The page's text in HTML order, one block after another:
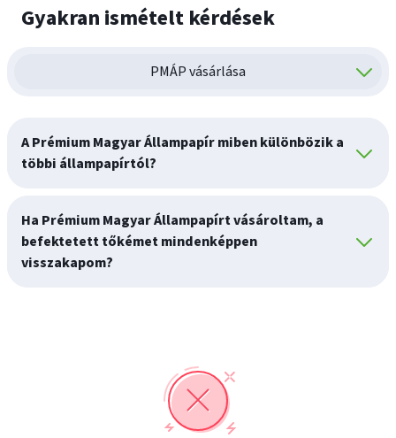
Gyakran ismételt kérdések
PMÁP vásárlása
A Prémium Magyar Állampapír miben különbözik a
többi állampapírtól?
Ha Prémium Magyar Állampapírt vásároltam, a
befektetett tőkémet mindenképpen
visszakapom?